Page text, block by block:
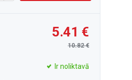
5.41
10.82
Ir noliktavā